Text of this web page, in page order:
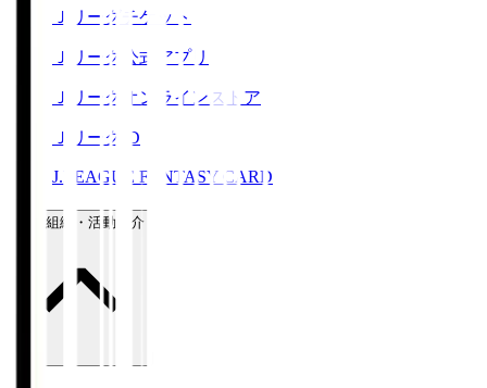
Ｊリーグチケット
Ｊリーグ公式アプリ
Ｊリーグオンラインストア
ＪリーグID
J.LEAGUE FANTASY CARD
運営組織・活動紹介